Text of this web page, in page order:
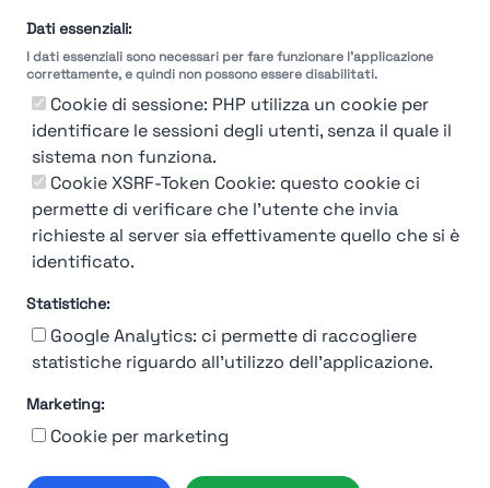
Dati essenziali:
I dati essenziali sono necessari per fare funzionare l'applicazione
correttamente, e quindi non possono essere disabilitati.
Cookie di sessione: PHP utilizza un cookie per
identificare le sessioni degli utenti, senza il quale il
sistema non funziona.
Cookie XSRF-Token Cookie: questo cookie ci
permette di verificare che l'utente che invia
richieste al server sia effettivamente quello che si è
identificato.
Statistiche:
Google Analytics: ci permette di raccogliere
statistiche riguardo all'utilizzo dell'applicazione.
Marketing:
Cookie per marketingTermini e Condizioni
© 2019-2026 Stupendio. Tutti i diritti riservati | Smarteris S.r.l. P.IVA